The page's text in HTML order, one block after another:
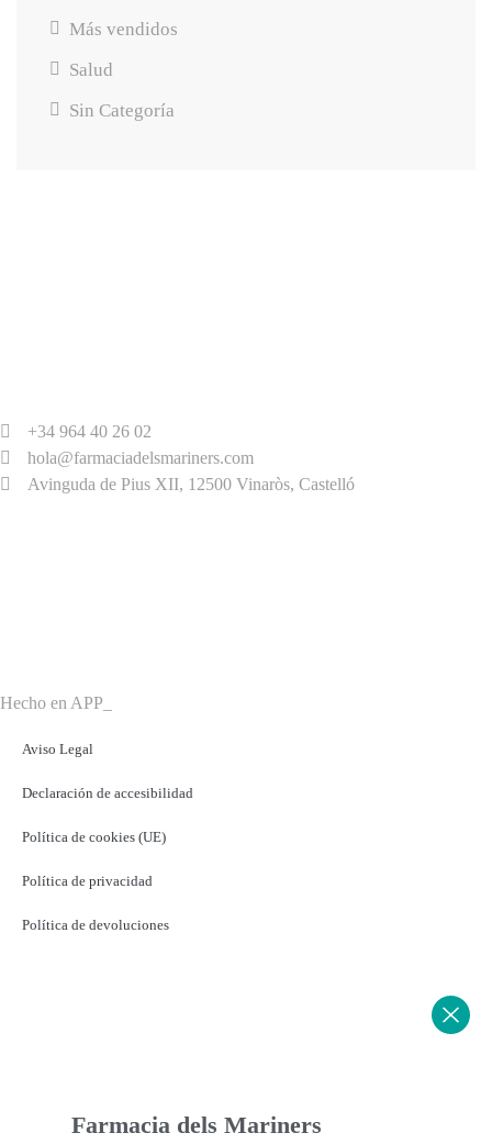
Más vendidos
Salud
Sin Categoría
+34 964 40 26 02
hola@farmaciadelsmariners.com
Avinguda de Pius XII, 12500 Vinaròs, Castelló
Hecho en APP_
Aviso Legal
Declaración de accesibilidad
Política de cookies (UE)
Política de privacidad
Política de devoluciones
Farmacia dels Mariners